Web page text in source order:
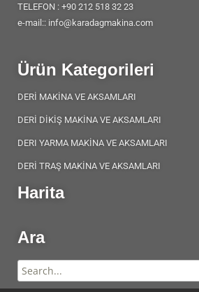
TELEFON : +90 212 518 32 23
e-mail:: info@karadagmakina.com
Ürün Kategorileri
DERİ MAKİNA VE AKSAMLARI
DERİ DİKİŞ MAKİNA VE AKSAMLARI
DERI YARMA MAKİNA VE AKSAMLARI
DERİ TRAŞ MAKİNA VE AKSAMLARI
Harita
Ara